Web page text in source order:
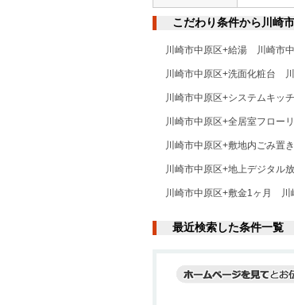
こだわり条件から川崎
川崎市中原区+給湯 川崎市
川崎市中原区+洗面化粧台
川崎市中原区+システムキッ
川崎市中原区+全居室フロー
川崎市中原区+敷地内ごみ置
川崎市中原区+地上デジタル
川崎市中原区+敷金1ヶ月 川
最近検索した条件一覧